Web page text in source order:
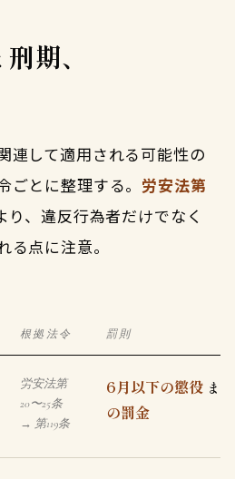
期、
連して適用される可能性の
ごとに整理する。 労安法第
り、違反行為者だけでなく
点に注意。
根拠法令 罰則
労安法第
20〜25条
→ 第119条
6月以下の懲役 ま
の罰金